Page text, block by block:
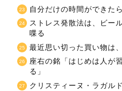
自分だけの時間ができた
ストレス発散法は、ビー
喋る
最近思い切った買い物は
座右の銘「はじめは人が
る」
クリスティーヌ・ラガル